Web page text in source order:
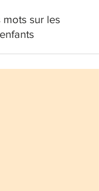
sur les